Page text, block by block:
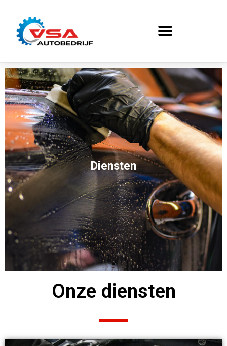
Diensten
Onze diensten